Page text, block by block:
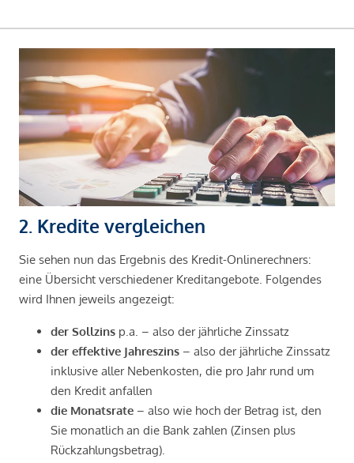
2. Kredite vergleichen
Sie sehen nun das Ergebnis des Kredit-Onlinerechners:
eine Übersicht verschiedener Kreditangebote. Folgendes
wird Ihnen jeweils angezeigt:
der Sollzins p.a. – also der jährliche Zinssatz
der effektive Jahreszins – also der jährliche Zinssatz
inklusive aller Nebenkosten, die pro Jahr rund um
den Kredit anfallen
die Monatsrate – also wie hoch der Betrag ist, den
Sie monatlich an die Bank zahlen (Zinsen plus
Rückzahlungsbetrag).